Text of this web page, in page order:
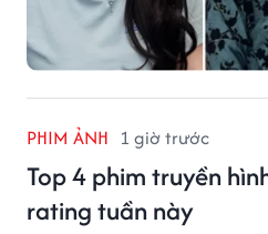
PHIM ẢNH 1 giờ trước
Top 4 phim truyền
rating tuần này